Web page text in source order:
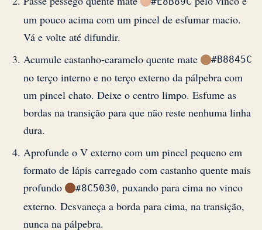
um pouco acima com um pincel de esfumar macio.
Vá e volte até difundir.
Acumule castanho-caramelo quente mate
#B8845C
no terço interno e no terço externo da pálpebra com
um pincel chato. Deixe o centro limpo. Esfume as
bordas na transição para que não reste nenhuma linha
dura.
Aprofunde o V externo com um pincel pequeno em
formato de lápis carregado com castanho quente mais
profundo
#8C5030, puxando para cima no vinco
externo. Desvaneça a borda para cima, na transição,
nunca na pálpebra.